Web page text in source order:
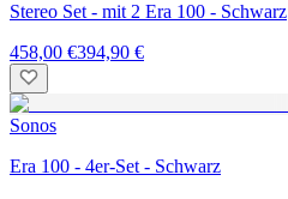
Stereo Set - mit 2 Era 100 - Schwarz
458,00 €394,90 €
Sonos
Era 100 - 4er-Set - Schwarz